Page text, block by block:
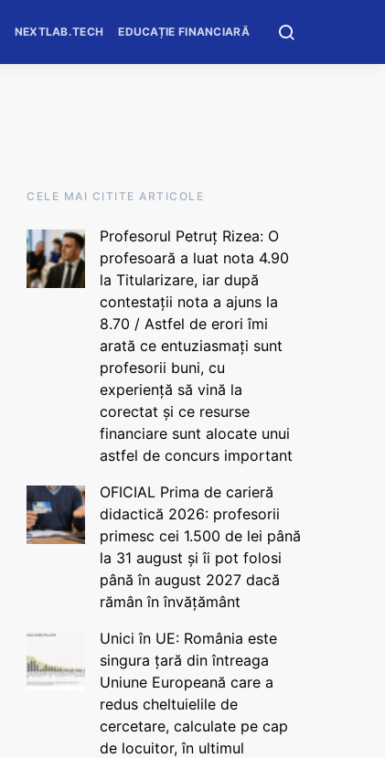
NEXTLAB.TECH EDUCAȚIE FINANCIARĂ
CELE MAI CITITE ARTICOLE
Profesorul Petruț Rizea: O
profesoară a luat nota 4.90
la Titularizare, iar după
contestații nota a ajuns la
8.70 / Astfel de erori îmi
arată ce entuziasmați sunt
profesorii buni, cu
experiență să vină la
corectat și ce resurse
financiare sunt alocate unui
astfel de concurs important
OFICIAL Prima de carieră
didactică 2026: profesorii
primesc cei 1.500 de lei până
la 31 august și îi pot folosi
până în august 2027 dacă
rămân în învățământ
Unici în UE: România este
singura țară din întreaga
Uniune Europeană care a
redus cheltuielile de
cercetare, calculate pe cap
de locuitor, în ultimul